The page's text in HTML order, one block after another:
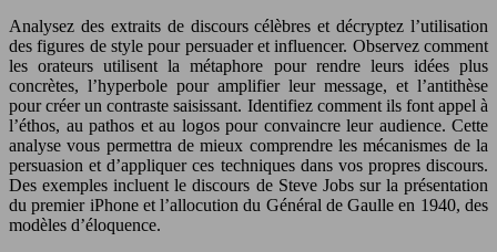
Analysez des extraits de discours célèbres et décryptez l’utilisation
des figures de style pour persuader et influencer. Observez comment
les orateurs utilisent la métaphore pour rendre leurs idées plus
concrètes, l’hyperbole pour amplifier leur message, et l’antithèse
pour créer un contraste saisissant. Identifiez comment ils font appel à
l’éthos, au pathos et au logos pour convaincre leur audience. Cette
analyse vous permettra de mieux comprendre les mécanismes de la
persuasion et d’appliquer ces techniques dans vos propres discours.
Des exemples incluent le discours de Steve Jobs sur la présentation
du premier iPhone et l’allocution du Général de Gaulle en 1940, des
modèles d’éloquence.